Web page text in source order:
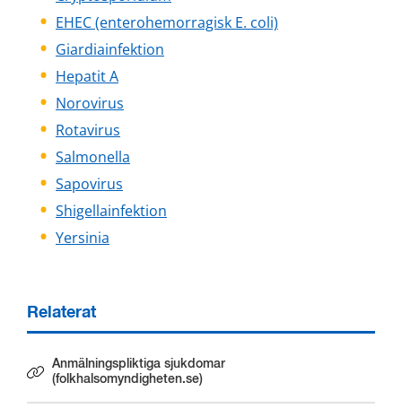
EHEC (enterohemorragisk E. coli)
Giardiainfektion
Hepatit A
Norovirus
Rotavirus
Salmonella
Sapovirus
Shigellainfektion
Yersinia
Relaterat
Anmälningspliktiga sjukdomar
(folkhalsomyndigheten.se)
Länk till annan webbplats.